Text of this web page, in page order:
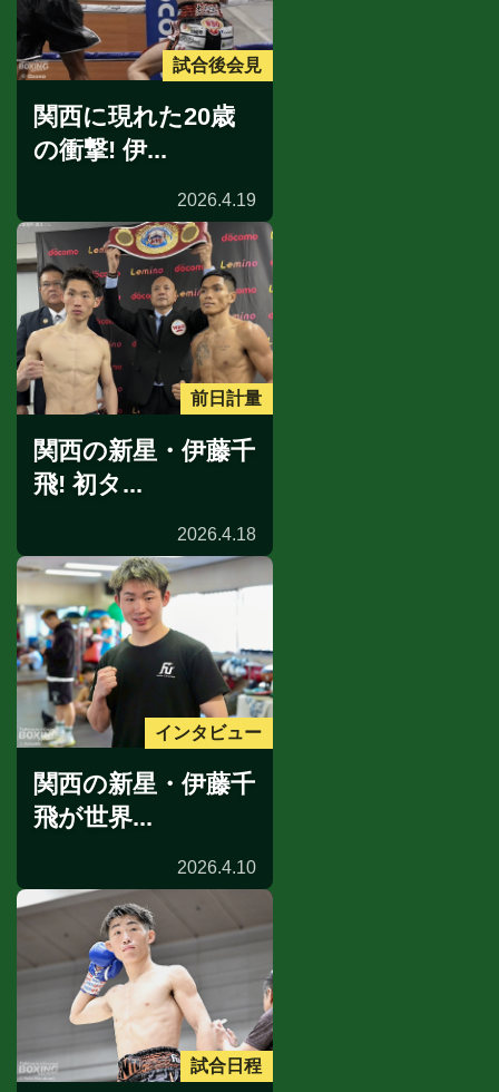
試合後会見
関西に現れた20歳
の衝撃! 伊...
2026.4.19
前日計量
関西の新星・伊藤千
飛! 初タ...
2026.4.18
インタビュー
関西の新星・伊藤千
飛が世界...
2026.4.10
試合日程